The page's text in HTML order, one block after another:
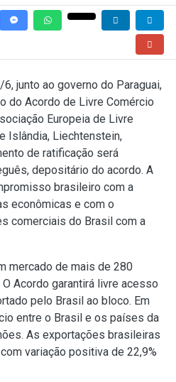
junto ao governo do Paraguai,
do Acordo de Livre Comércio
Europeia de Livre
Islândia, Liechtenstein,
de ratificação será
depositário do acordo. A
brasileiro com a
econômicas e com o
comerciais do Brasil com a
mercado de mais de 280
Acordo garantirá livre acesso
pelo Brasil ao bloco. Em
entre o Brasil e os países da
As exportações brasileiras
variação positiva de 22,9%